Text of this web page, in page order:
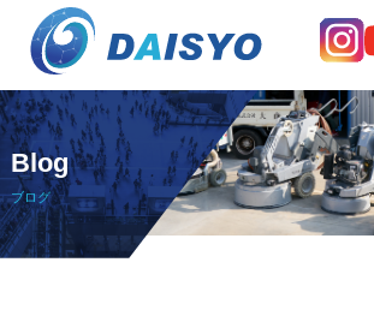
Blog
ブログ